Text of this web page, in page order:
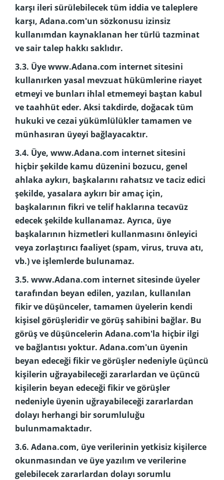
karşı ileri sürülebilecek tüm iddia ve taleplere
karşı, Adana.com'un sözkonusu izinsiz
kullanımdan kaynaklanan her türlü tazminat
ve sair talep hakkı saklıdır.
3.3. Üye www.Adana.com internet sitesini
kullanırken yasal mevzuat hükümlerine riayet
etmeyi ve bunları ihlal etmemeyi baştan kabul
ve taahhüt eder. Aksi takdirde, doğacak tüm
hukuki ve cezai yükümlülükler tamamen ve
münhasıran üyeyi bağlayacaktır.
3.4. Üye, www.Adana.com internet sitesini
hiçbir şekilde kamu düzenini bozucu, genel
ahlaka aykırı, başkalarını rahatsız ve taciz edici
şekilde, yasalara aykırı bir amaç için,
başkalarının fikri ve telif haklarına tecavüz
edecek şekilde kullanamaz. Ayrıca, üye
başkalarının hizmetleri kullanmasını önleyici
veya zorlaştırıcı faaliyet (spam, virus, truva atı,
vb.) ve işlemlerde bulunamaz.
3.5. www.Adana.com internet sitesinde üyeler
tarafından beyan edilen, yazılan, kullanılan
fikir ve düşünceler, tamamen üyelerin kendi
kişisel görüşleridir ve görüş sahibini bağlar. Bu
görüş ve düşüncelerin Adana.com'la hiçbir ilgi
ve bağlantısı yoktur. Adana.com'un üyenin
beyan edeceği fikir ve görüşler nedeniyle üçüncü
kişilerin uğrayabileceği zararlardan ve üçüncü
kişilerin beyan edeceği fikir ve görüşler
nedeniyle üyenin uğrayabileceği zararlardan
dolayı herhangi bir sorumluluğu
bulunmamaktadır.
3.6. Adana.com, üye verilerinin yetkisiz kişilerce
okunmasından ve üye yazılım ve verilerine
gelebilecek zararlardan dolayı sorumlu